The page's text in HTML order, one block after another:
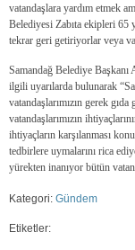
vatandaşlara yardım etmek
Belediyesi Zabıta ekipleri 65
tekrar geri getiriyorlar veya
Samandağ Belediye Başkanı
ilgili uyarılarda bulunarak
vatandaşlarımızın gerek
vatandaşlarımızın
ihtiyaçların karşılanması
tedbirlere uymalarını rica
yürekten inanıyor bütün
Kategori: Gündem
Etiketler: